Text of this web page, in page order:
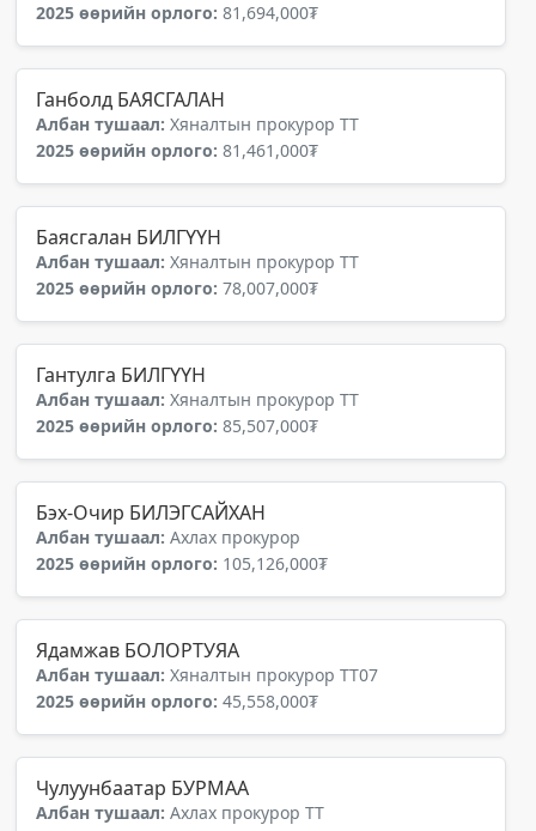
2025 өөрийн орлого: 81,694,000₮
Ганболд БАЯСГАЛАН
Албан тушаал: Хяналтын прокурор ТТ
2025 өөрийн орлого: 81,461,000₮
Баясгалан БИЛГҮҮН
Албан тушаал: Хяналтын прокурор ТТ
2025 өөрийн орлого: 78,007,000₮
Гантулга БИЛГҮҮН
Албан тушаал: Хяналтын прокурор ТТ
2025 өөрийн орлого: 85,507,000₮
Бэх-Очир БИЛЭГСАЙХАН
Албан тушаал: Ахлах прокурор
2025 өөрийн орлого: 105,126,000₮
Ядамжав БОЛОРТУЯА
Албан тушаал: Хяналтын прокурор ТТ07
2025 өөрийн орлого: 45,558,000₮
Чулуунбаатар БУРМАА
Албан тушаал: Ахлах прокурор ТТ